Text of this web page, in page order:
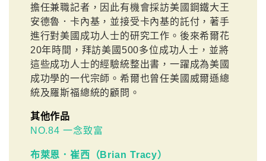
擔任兼職記者，因此有機會採訪美國鋼鐵大王
安德魯．卡內基，並接受卡內基的託付，著手
進行對美國成功人士的研究工作。後來希爾花
20年時間，拜訪美國500多位成功人士，並將
這些成功人士的經驗統整出書，一躍成為美國
成功學的一代宗師。希爾也曾任美國威爾遜總
統及羅斯福總統的顧問。
其他作品
NO.84 一念致富
布萊恩．崔西（Brian Tracy）